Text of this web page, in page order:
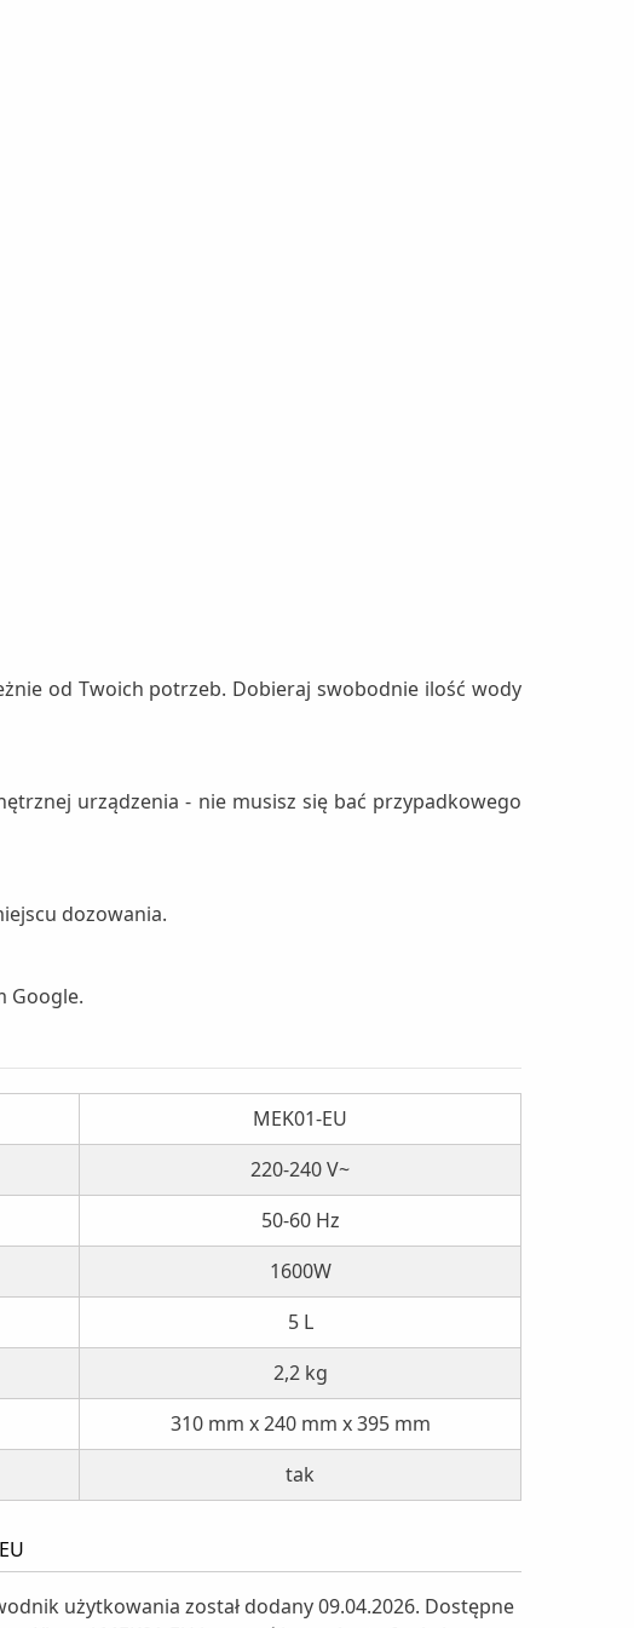
od Twoich potrzeb. Dobieraj swobodnie ilość wody
urządzenia - nie musisz się bać przypadkowego
dozowania.
Google.
MEK01-EU
220-240 V~
50-60 Hz
1600W
5 L
2,2 kg
310 mm x 240 mm x 395 mm
tak
użytkowania został dodany 09.04.2026. Dostępne